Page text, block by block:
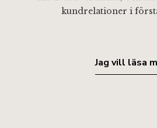
kundrelationer i
Jag vill läsa